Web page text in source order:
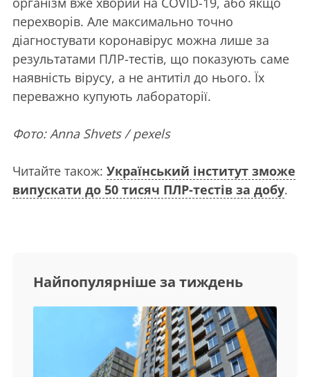
перехворів. Але максимально точно
діагностувати коронавірус можна лише за
результатами ПЛР-тестів, що показують саме
наявність вірусу, а не антитіл до нього. Їх
переважно купують лабораторії.
Фото: Anna Shvets / pexels
Читайте також: Український інститут зможе
випускати до 50 тисяч ПЛР-тестів за добу.
Найпопулярніше за тиждень